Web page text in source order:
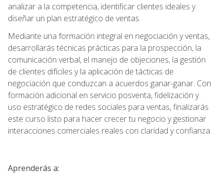
analizar a la competencia, identificar clientes ideales y
diseñar un plan estratégico de ventas.
Mediante una formación integral en negociación y ventas,
desarrollarás técnicas prácticas para la prospección, la
comunicación verbal, el manejo de objeciones, la gestión
de clientes difíciles y la aplicación de tácticas de
negociación que conduzcan a acuerdos ganar-ganar. Con
formación adicional en servicio posventa, fidelización y
uso estratégico de redes sociales para ventas, finalizarás
este curso listo para hacer crecer tu negocio y gestionar
interacciones comerciales reales con claridad y confianza.
Aprenderás a: